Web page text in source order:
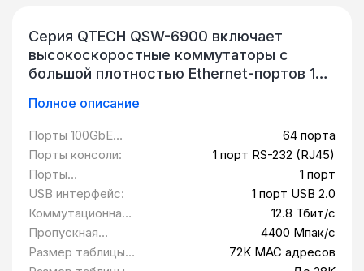
Серия QTECH QSW-6900 включает
высокоскоростные коммутаторы с
большой плотностью Ethernet-портов 10
разработанные для обеспечения центров
обработки данных следующего
поколения и сервисов облачных
вычислений. На данный момент серия
QSW-6900 включает коммутаторы QSW-
6900-56LF, QSW-6900-56F, QSW-6900-
32H и QSW-6900-64H. Все модели
предоставляют хорошие возможности по
кэшированию и поддерживают
Полное описание
Порты 100GbE
QSFP28:
64 порта
Порты консоли:
1 порт RS-232 (RJ45)
Порты
управления
MGMT:
1 порт
USB интерфейс:
1 порт USB 2.0
Коммутационная
матрица:
12.8 Тбит/с
Пропускная
способность:
4400 Мпак/с
Размер таблицы
MAC адресов:
72K MAC адресов